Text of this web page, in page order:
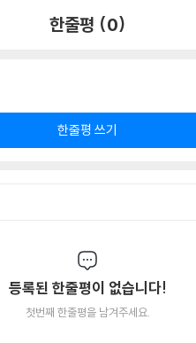
한줄평 (0)
한줄평 쓰기
등록된 한줄평이 없습니다!
첫번째 한줄평을 남겨주세요.